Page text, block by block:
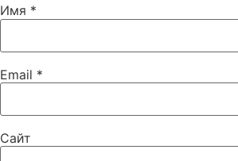
Имя *
Email *
Сайт